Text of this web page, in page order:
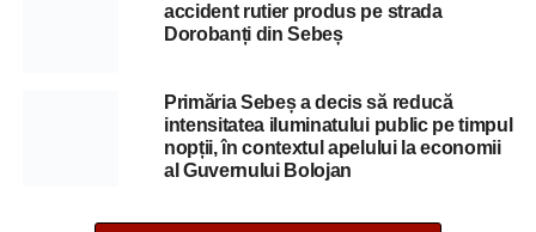
accident rutier produs pe strada
Dorobanți din Sebeș
Primăria Sebeș a decis să reducă
intensitatea iluminatului public pe timpul
nopții, în contextul apelului la economii
al Guvernului Bolojan